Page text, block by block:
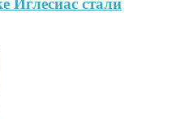
Иглесиас стали